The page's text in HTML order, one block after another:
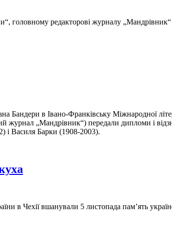
головному редакторові журналу
в Івано-Франків­ську Міжнародної
журнал „Мандрівник“) передали дипломи і
і Василя Барки (1908-2003).
в Чехії вшанували 5 листопада пам’ять